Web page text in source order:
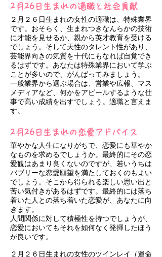
2月26日生まれの適職と社会貢献
２月２６日生まれの女性の適職は、特殊業界
です。おそらく、生まれつきなんらかの技術
に才能を見せるか、親から英才教育を受ける
でしょう。そして天性のタレント性があり、
芸能界向きの気質を十代にもなれば自覚でき
るはずです。あなたは特殊業界において学ぶ
ことが多いので、がんばってみましょう。
一般業界から選ぶ場合は、営業や広報、マス
メディアなど、何かをアピールするような仕
事で高い成績を出すでしょう。適職と言えま
す。
2月26日生まれの恋愛アドバイス
華やかな人生になりがちで、恋愛にも華やか
なものを求めるでしょうか。最終的にその恋
愛観はあまり良くないのですが、若いうちは
バブリーな恋愛願望を満たしておくのもよい
でしょう。そこから得られる楽しい思い出と
苦い気付きがあるはずです。最終的には落ち
着いた人との落ち着いた恋愛が、あなたに向
きます。
人間関係に対して積極性を持つでしょうが、
恋愛においてもそれを如何なく発揮したほう
が良いです。
２月２６日生まれの女性のツインレイ（運命